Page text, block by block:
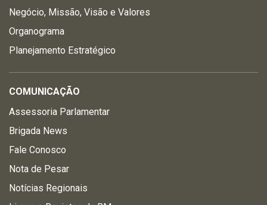
Negócio, Missão, Visão e Valores
Organograma
Planejamento Estratégico
COMUNICAÇÃO
Assessoria Parlamentar
Brigada News
Fale Conosco
Nota de Pesar
Notícias Regionais